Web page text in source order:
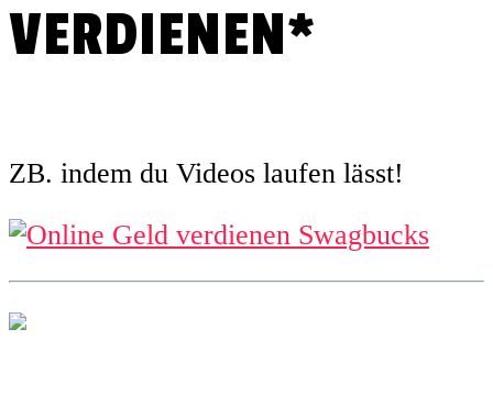
VERDIENEN*
ZB. indem du Videos laufen lässt!